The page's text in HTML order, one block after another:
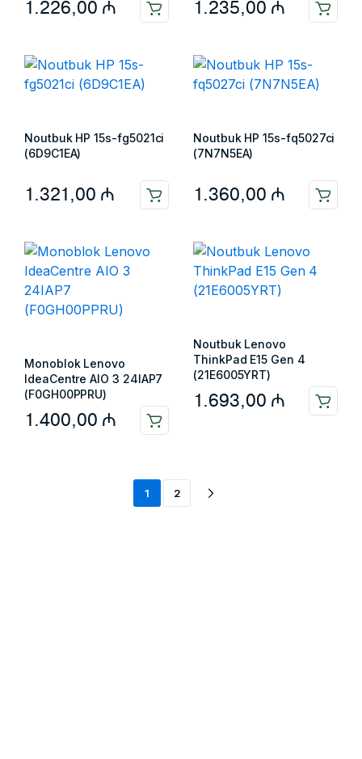
1.226,00 ₼ 1.235,00 ₼
Noutbuk HP 15s-fg5021ci
(6D9C1EA)
1.321,00 ₼
Noutbuk HP 15s-fq5027ci
(7N7N5EA)
1.360,00 ₼
Monoblok Lenovo
IdeaCentre AIO 3 24IAP7
(F0GH00PPRU)
1.400,00 ₼
Noutbuk Lenovo
ThinkPad E15 Gen 4
(21E6005YRT)
1.693,00 ₼
1 2